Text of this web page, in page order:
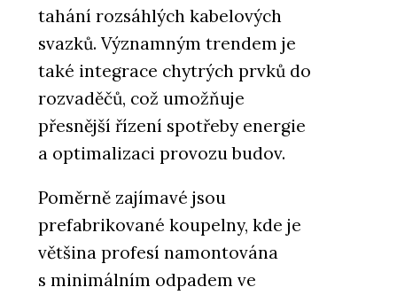
tahání rozsáhlých kabelových
svazků. Významným trendem je
také integrace chytrých prvků do
rozvaděčů, což umožňuje
přesnější řízení spotřeby energie
a optimalizaci provozu budov.
Poměrně zajímavé jsou
prefabrikované koupelny, kde je
většina profesí namontována
s minimálním odpadem ve